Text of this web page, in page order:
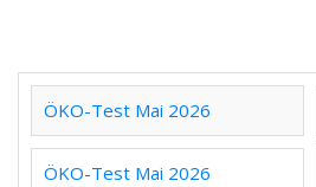
ÖKO-Test Mai 2026
ÖKO-Test Mai 2026